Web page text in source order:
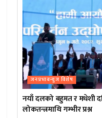
जनप्रभाबन्युज विशेष
नयाँ दलको बहुमत र मधेशी
लोकतन्त्रमाथि गम्भीर प्रश्न